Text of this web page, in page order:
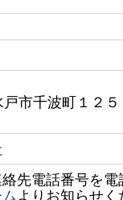
戸市千波町１２
先電話番号を電
よりお知らせく